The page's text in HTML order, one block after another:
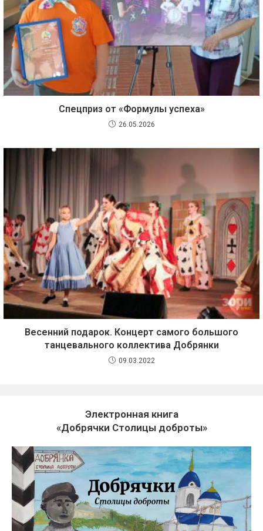
Спецприз от «Формулы успеха»
26.05.2026
Весенний подарок. Концерт самого большого
танцевального коллектива Добрянки
09.03.2022
Электронная книга
«Добрячки Столицы доброты»